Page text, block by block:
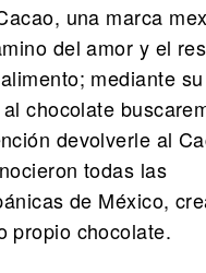
una marca
del amor y el
mediante su
chocolate
devolverle al
todas las
de México,
propio chocolate.